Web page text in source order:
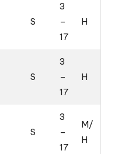
S
3
–
17
H
S
3
–
17
H
S
3
–
17
M/
H